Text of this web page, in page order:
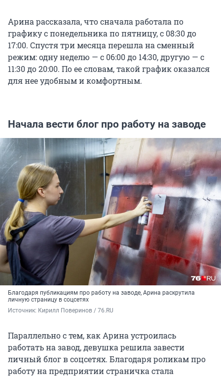
Арина рассказала, что сначала работала по
графику с понедельника по пятницу, с 08:30 до
17:00. Спустя три месяца перешла на сменный
режим: одну неделю — с 06:00 до 14:30, другую — с
11:30 до 20:00. По ее словам, такой график оказался
для нее удобным и комфортным.
Начала вести блог про работу на заводе
Благодаря публикациям про работу на заводе, Арина раскрутила
личную страницу в соцсетях
Источник: Кирилл Поверинов / 76.RU
Параллельно с тем, как Арина устроилась
работать на завод, девушка решила завести
личный блог в соцсетях. Благодаря роликам про
работу на предприятии страничка стала